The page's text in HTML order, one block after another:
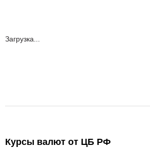
Загрузка...
Курсы валют от ЦБ РФ